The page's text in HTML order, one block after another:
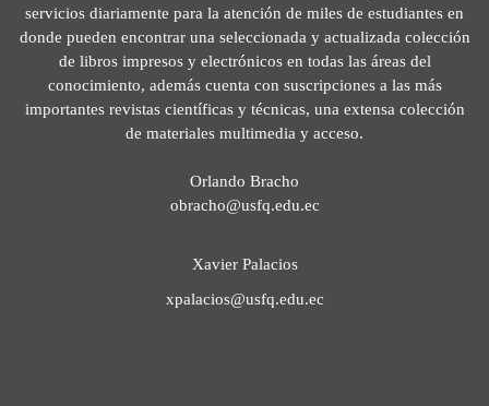
servicios diariamente para la atención de miles de estudiantes en
donde pueden encontrar una seleccionada y actualizada colección
de libros impresos y electrónicos en todas las áreas del
conocimiento, además cuenta con suscripciones a las más
importantes revistas científicas y técnicas, una extensa colección
de materiales multimedia y acceso.
Orlando Bracho
obracho@usfq.edu.ec
Xavier Palacios
xpalacios@usfq.edu.ec